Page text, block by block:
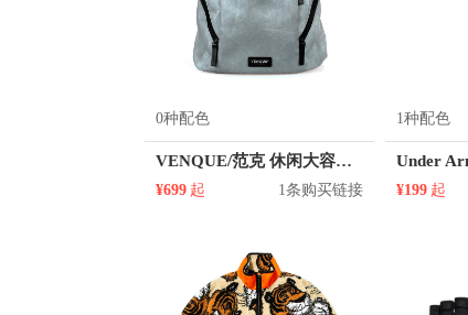
Spalding/斯伯丁
Sprandi/斯
Timberland/添柏岚
0种配色
VENQUE/范克 休闲大容量骑行电脑双肩包 2713
¥699 起 1条购买链接
1种配色
¥199 起